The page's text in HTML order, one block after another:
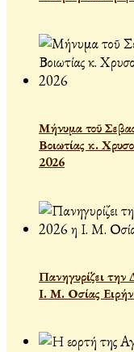
Μήνυμα τοῦ
Βοιωτίας κ.
2026
Πανηγυρίζει την
Ι. Μ. Οσίας